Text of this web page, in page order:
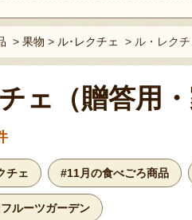
> 果物 > ル･レクチェ > ル・レク
ェ（贈答用・
チェ #11月の食べごろ商品
ルーツガーデン